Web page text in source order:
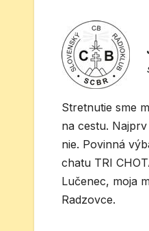
Stretnutie sme
na cestu.
nie. Povinná
chatu TRI
Lučenec, moja
Radzovce.